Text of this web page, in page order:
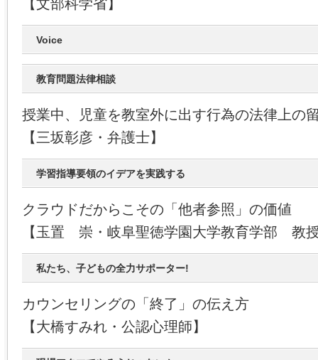
【文部科学省】
Voice
教育問題法律相談
授業中、児童を教室外に出す行為の法律上の
【三坂彰彦・弁護士】
学習指導要領のイデアを実践する
クラウドだからこその「他者参照」の価値
【玉置 崇・岐阜聖徳学園大学教育学部 教
私たち、子どもの全力サポーター!
カウンセリングの「終了」の伝え方
【大橋すみれ・公認心理師】